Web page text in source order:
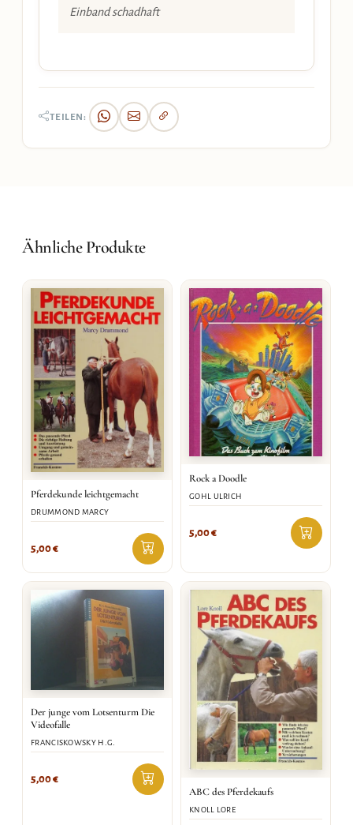
Einband schadhaft
TEILEN:
Ähnliche Produkte
Pferdekunde leichtgemacht
DRUMMOND MARCY
5,00€
Rock a Doodle
GOHL ULRICH
5,00€
Der junge vom Lotsenturm Die
Videofalle
FRANCISKOWSKY H.G.
5,00€
ABC des Pferdekaufs
KNOLL LORE